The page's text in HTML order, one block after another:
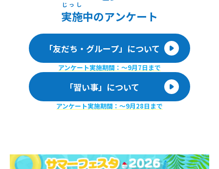
実施
じっし
中のアンケート
「友だち・グループ」について
アンケート実施期間：〜9月7日まで
「習い事」について
アンケート実施期間：〜9月28日まで